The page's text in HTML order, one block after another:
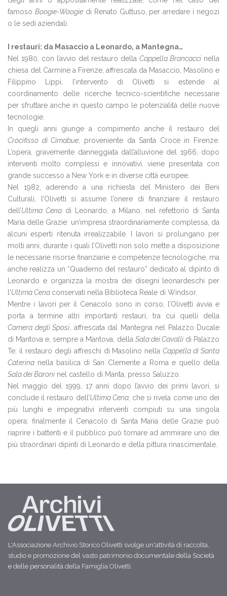
famoso Boogie-Woogiedi Renato Guttuso, per arredare i negozi
o le sedi aziendali.
I restauri: da Masaccio a Leonardo, a Mantegna…
Nel 1980, con l’avvio del restauro dellaCappella Brancacci nella
chiesa del Carmine a Firenze, affrescata da Masaccio, Masolino e
Filippino Lippi, l’intervento di Olivetti si estende al
coordinamento delle ricerche tecnico-scientifiche necessarie
per sfruttare anche in questo campo le potenzialità delle nuove
tecnologie.
In quegli anni giunge a compimento anche il restauro del
Crocifisso di Cimabue , proveniente da Santa Croce in Firenze.
L’opera, gravemente danneggiata dall’alluvione del 1966, dopo
interventi molto complessi e innovativi, viene presentata con
grande successo a New York e in diverse città europee.
Nel 1982, aderendo a una richiesta del Ministero dei Beni
Culturali, l’Olivetti si assume l’onere di finanziare il restauro
dell’Ultima Cenadi Leonardo, a Milano, nel refettorio di Santa
Maria delle Grazie: un’impresa straordinariamente complessa, da
alcuni esperti ritenuta irrealizzabile. I lavori si prolungano per
molti anni, durante i quali l’Olivetti non solo mette a disposizione
le necessarie risorse finanziarie e competenze tecnologiche, ma
anche realizza un “Quaderno del restauro” dedicato al dipinto di
Leonardo e organizza la mostra dei disegni leonardeschi per
l'Ultima Cena conservati nella Biblioteca Reale di Windsor.
Mentre i lavori per il Cenacolo sono in corso, l’Olivetti avvia e
porta a termine altri importanti restauri, tra cui quelli della
Camera degli Sposi , affrescata dal Mantegna nel Palazzo Ducale
di Mantova e, sempre a Mantova, della Sala dei Cavallidi Palazzo
Te; il restauro degli affreschi di Masolino nellaCappella di Santa
Caterina nella basilica di San Clemente a Roma e quello della
Sala dei Baroni nel castello di Manta, presso Saluzzo.
Nel maggio del 1999, 17 anni dopo l’avvio dei primi lavori, si
conclude il restauro dell’Ultima Cena, che si rivela come uno dei
più lunghi e impegnativi interventi compiuti su una singola
opera; finalmente il Cenacolo di Santa Maria delle Grazie può
riaprire i battenti e il pubblico può tornare ad ammirare uno dei
più straordinari dipinti di Leonardo e della pittura rinascimentale.
L'Associazione Archivio Storico Olivetti svolge un'attività di raccolta,
studio e promozione del vasto patrimonio documentale della Società
e delle personalità della Famiglia Olivetti.